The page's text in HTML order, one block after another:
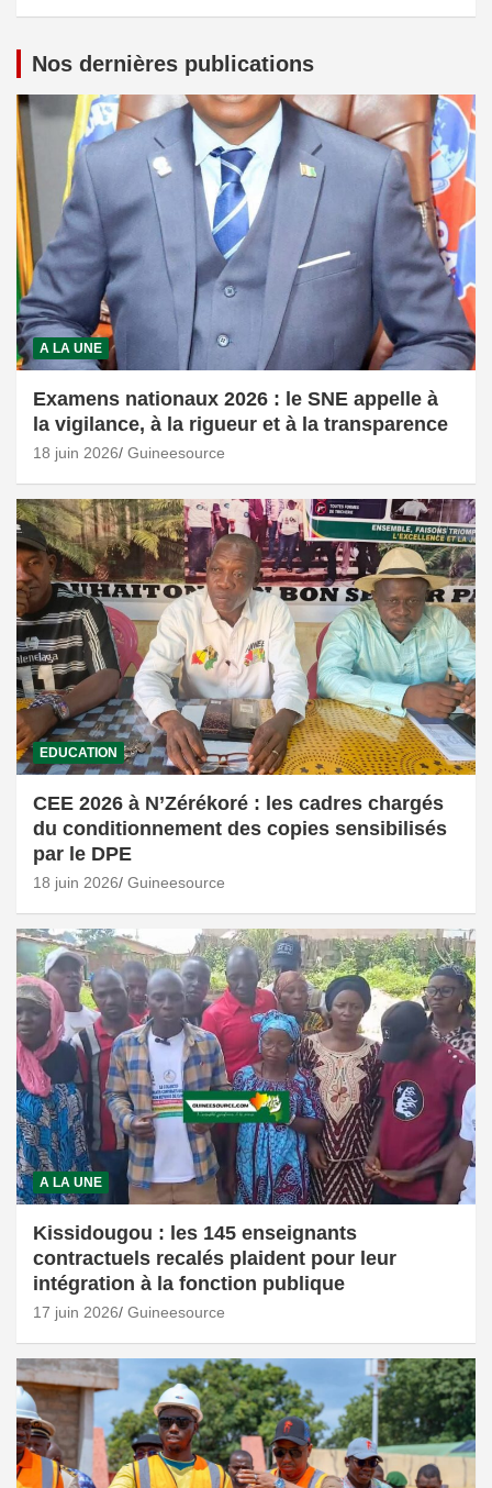
Nos dernières publications
A LA UNE
Examens nationaux 2026 : le SNE appelle à
la vigilance, à la rigueur et à la transparence
18 juin 2026 Guineesource
EDUCATION
CEE 2026 à N’Zérékoré : les cadres chargés
du conditionnement des copies sensibilisés
par le DPE
18 juin 2026 Guineesource
A LA UNE
Kissidougou : les 145 enseignants
contractuels recalés plaident pour leur
intégration à la fonction publique
17 juin 2026 Guineesource